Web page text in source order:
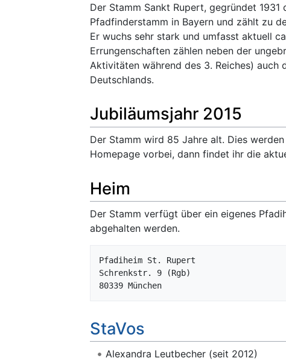
Der Stamm Sankt Rupert, gegründet
Pfadfinderstamm in Bayern und zählt zu
Er wuchs sehr stark und umfasst aktuell
Errungenschaften zählen neben der
Aktivitäten während des 3. Reiches) auch
Deutschlands.
Jubiläumsjahr 2015
Der Stamm wird 85 Jahre alt. Dies
Homepage vorbei, dann findet ihr die
Heim
Der Stamm verfügt über ein eigenes
abgehalten werden.
Pfadiheim St. Rupert
Schrenkstr. 9 (Rgb)
StaVos
Alexandra Leutbecher (seit 2012)